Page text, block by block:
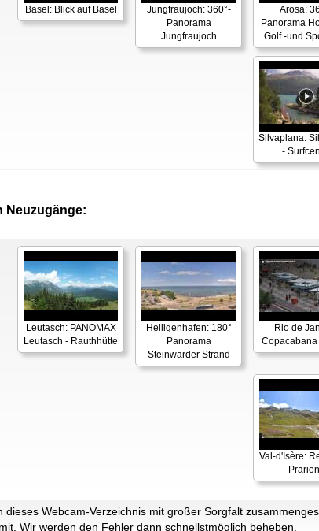
Basel: Blick auf Basel
Jungfraujoch: 360°-
Panorama
Jungfraujoch
Arosa:
Panorama
Golf -und
Silvaplana:
-
Neuzugänge:
Leutasch: PANOMAX
Leutasch - Rauthhütte
Heiligenhafen: 180°
Panorama
Steinwarder Strand
Rio de
Copacabana
Val-d'Isère:
dieses Webcam-Verzeichnis mit großer Sorgfalt
mit. Wir werden den Fehler dann schnellstmöglich beheben.